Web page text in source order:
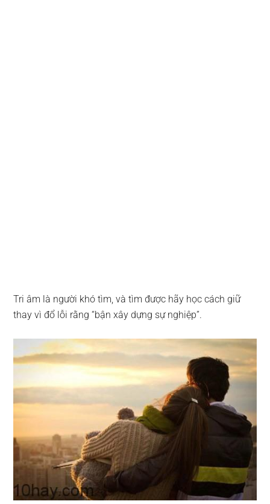
Tri âm là người khó tìm, và tìm được hãy học cách giữ
thay vì đổ lỗi rằng “bận xây dựng sự nghiệp”.